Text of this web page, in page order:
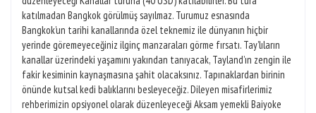
katılmadan Bangkok görülmüş sayılmaz. Turumuz esnasında
Bangkok’un tarihi kanallarında özel teknemiz ile dünyanın hiçbir
yerinde göremeyeceğiniz ilginç manzaraları görme fırsatı. Tay’lıların
kanallar üzerindeki yaşamını yakından tanıyacak, Tayland’ın zengin ile
fakir kesiminin kaynaşmasına şahit olacaksınız. Tapınaklardan birinin
önünde kutsal kedi balıklarını besleyeceğiz. Dileyen misafirlerimiz
rehberimizin opsiyonel olarak düzenleyeceği Aksam yemekli Baiyoke